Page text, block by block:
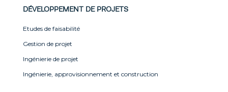
DÉVELOPPEMENT DE PROJETS
Etudes de faisabilité
Gestion de projet
Ingénierie de projet
Ingénierie, approvisionnement et construction